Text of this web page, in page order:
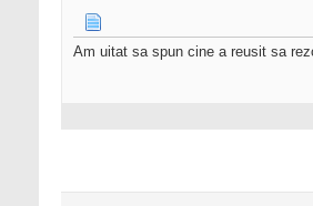
Am uitat sa spun cine a reusit sa